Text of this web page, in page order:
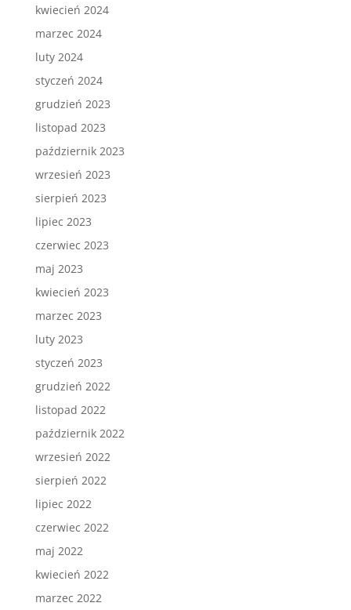
kwiecień 2024
marzec 2024
luty 2024
styczeń 2024
grudzień 2023
listopad 2023
październik 2023
wrzesień 2023
sierpień 2023
lipiec 2023
czerwiec 2023
maj 2023
kwiecień 2023
marzec 2023
luty 2023
styczeń 2023
grudzień 2022
listopad 2022
październik 2022
wrzesień 2022
sierpień 2022
lipiec 2022
czerwiec 2022
maj 2022
kwiecień 2022
marzec 2022